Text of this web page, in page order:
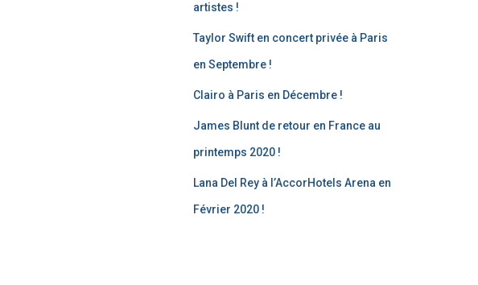
artistes !
Taylor Swift en concert privée à Paris
en Septembre !
Clairo à Paris en Décembre !
James Blunt de retour en France au
printemps 2020 !
Lana Del Rey à l’AccorHotels Arena en
Février 2020 !